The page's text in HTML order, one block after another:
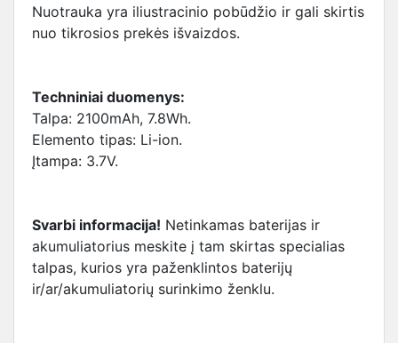
Nuotrauka yra iliustracinio pobūdžio ir gali skirtis
nuo tikrosios prekės išvaizdos.
Techniniai duomenys:
Talpa: 2100mAh, 7.8Wh.
Elemento tipas: Li-ion.
Įtampa: 3.7V.
Svarbi informacija! Netinkamas baterijas ir
akumuliatorius meskite į tam skirtas specialias
talpas, kurios yra paženklintos baterijų
ir/ar/akumuliatorių surinkimo ženklu.